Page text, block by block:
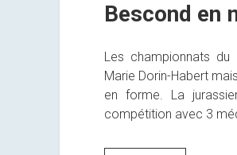
Bescond en
Les championnats
Marie Dorin-Habert
en forme. La
compétition avec 3